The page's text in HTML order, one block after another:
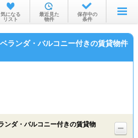
お部屋を探す
沿線・駅から
不動産会社から
気になる
リスト
最近見た
物件
保存中の
条件
ランダ・バルコニー付きの賃貸物件
ンダ・バルコニー付きの賃貸物